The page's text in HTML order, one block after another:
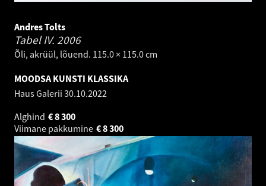
Andres Tolts
Tabel IV. 2006
Õli, akrüül, lõuend. 115.0 × 115.0 cm
MOODSA KUNSTI KLASSIKA
Haus Galerii 30.10.2022
Alghind
8 300
€
Viimane pakkumine
8 300
€